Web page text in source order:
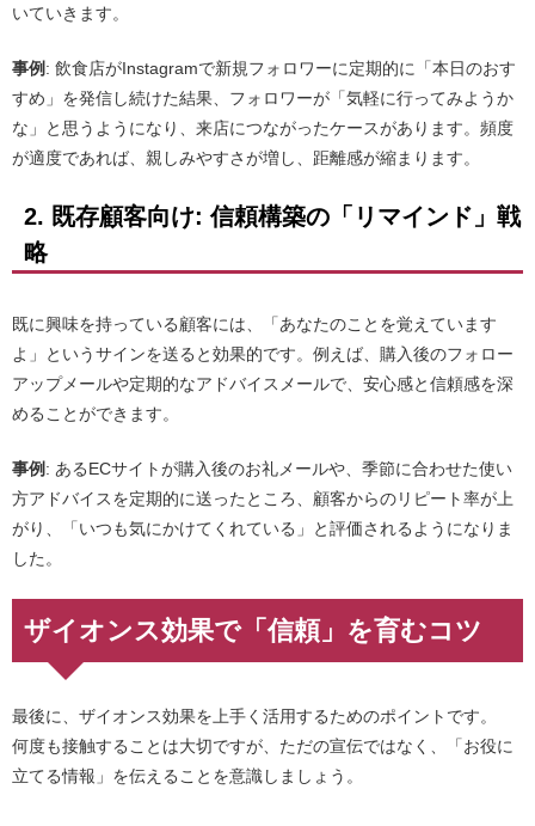
いていきます。
事例: 飲食店がInstagramで新規フォロワーに定期的に「本日のおす
すめ」を発信し続けた結果、フォロワーが「気軽に行ってみようか
な」と思うようになり、来店につながったケースがあります。頻度
が適度であれば、親しみやすさが増し、距離感が縮まります。
2. 既存顧客向け: 信頼構築の「リマインド」戦
略
既に興味を持っている顧客には、「あなたのことを覚えています
よ」というサインを送ると効果的です。例えば、購入後のフォロー
アップメールや定期的なアドバイスメールで、安心感と信頼感を深
めることができます。
事例: あるECサイトが購入後のお礼メールや、季節に合わせた使い
方アドバイスを定期的に送ったところ、顧客からのリピート率が上
がり、「いつも気にかけてくれている」と評価されるようになりま
した。
ザイオンス効果で「信頼」を育むコツ
最後に、ザイオンス効果を上手く活用するためのポイントです。
何度も接触することは大切ですが、ただの宣伝ではなく、「お役に
立てる情報」を伝えることを意識しましょう。